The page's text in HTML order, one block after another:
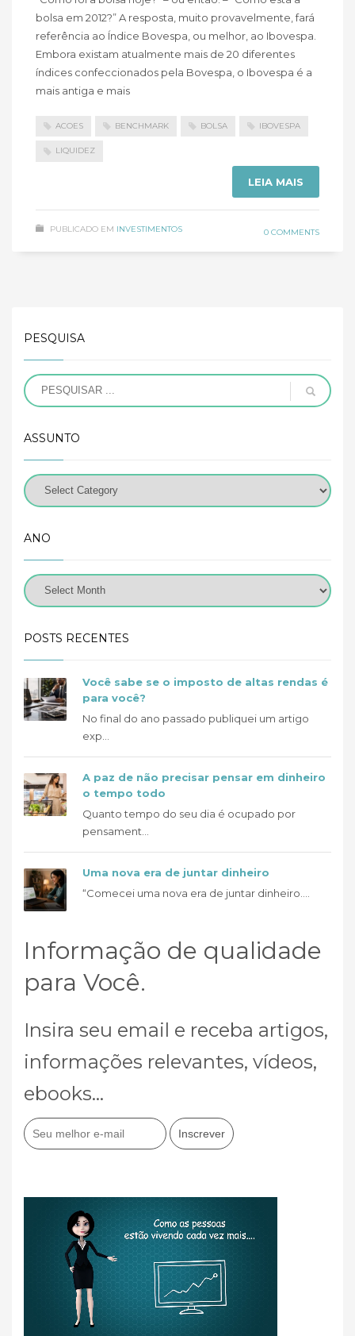
bolsa em 2012?” A resposta, muito provavelmente, fará
referência ao Índice Bovespa, ou melhor, ao Ibovespa.
Embora existam atualmente mais de 20 diferentes
índices confeccionados pela Bovespa, o Ibovespa é a
mais antiga e mais
ACOES BENCHMARK BOLSA IBOVESPA
LIQUIDEZ
LEIA MAIS
PUBLICADO EM INVESTIMENTOS 0 COMMENTS
PESQUISA
ASSUNTO
ANO
POSTS RECENTES
Você sabe se o imposto de altas rendas é
para você?
No final do ano passado publiquei um artigo
exp...
A paz de não precisar pensar em dinheiro
o tempo todo
Quanto tempo do seu dia é ocupado por
pensament...
Uma nova era de juntar dinheiro
“Comecei uma nova era de juntar dinheiro....
Informação de qualidade
para Você.
Insira seu email e receba artigos,
informações relevantes, vídeos,
ebooks...